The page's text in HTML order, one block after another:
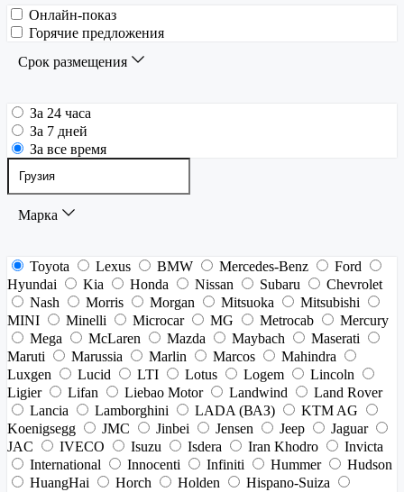
Онлайн-показ
Горячие предложения
Срок размещения
За 24 часа
За 7 дней
За все время
Марка
Toyota Lexus BMW Mercedes-Benz
Ford
Hyundai
Kia Honda Nissan Subaru
Chevrolet
Nash
Morris Morgan Mitsuoka
Mitsubishi
MINI
Minelli Microcar MG Metrocab
Mercury
Mega
McLaren Mazda Maybach
Maserati
Maruti
Marussia Marlin Marcos
Mahindra
Luxgen
Lucid LTI Lotus Logem
Lincoln
Ligier
Lifan Liebao Motor Landwind
Land Rover
Lancia
Lamborghini LADA (ВАЗ)
KTM AG
Koenigsegg
JMC Jinbei Jensen Jeep
Jaguar
JAC
IVECO Isuzu Isdera Iran Khodro
Invicta
International
Innocenti Infiniti Hummer
Hudson
HuangHai
Horch Holden
Hispano-Suiza